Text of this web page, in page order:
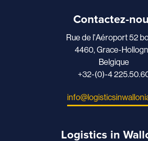
Contactez-
Rue de l'Aéroport 52
4460, Grace-
Belgique
+32-(0)-4
Logistics in